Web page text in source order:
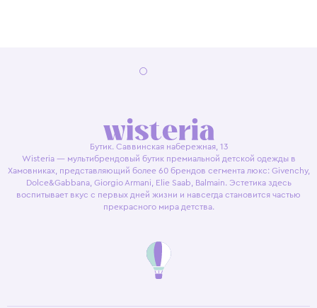
Бутик. Саввинская набережная, 13
Wisteria — мультибрендовый бутик премиальной детской одежды в
Хамовниках, представляющий более 60 брендов сегмента люкс: Givenchy,
Dolce&Gabbana, Giorgio Armani, Elie Saab, Balmain. Эстетика здесь
воспитывает вкус с первых дней жизни и навсегда становится частью
прекрасного мира детства.